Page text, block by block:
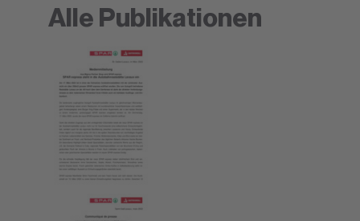
Alle Publikationen